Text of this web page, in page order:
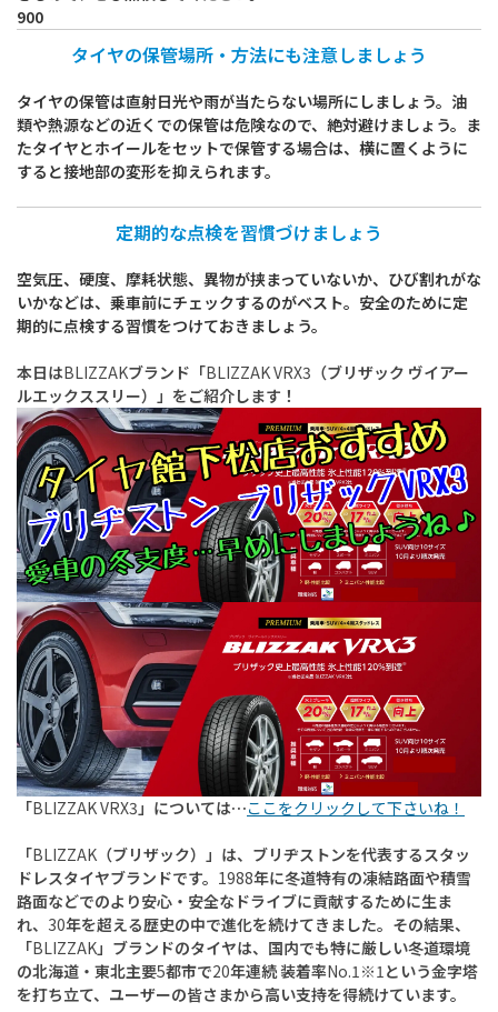
900
タイヤの保管場所・方法にも注意しましょう
タイヤの保管は直射日光や雨が当たらない場所にしましょう。油
類や熱源などの近くでの保管は危険なので、絶対避けましょう。ま
たタイヤとホイールをセットで保管する場合は、横に置くように
すると接地部の変形を抑えられます。
定期的な点検を習慣づけましょう
空気圧、硬度、摩耗状態、異物が挟まっていないか、ひび割れがな
いかなどは、乗車前にチェックするのがベスト。安全のために定
期的に点検する習慣をつけておきましょう。
本日はBLIZZAKブランド「BLIZZAKVRX3 （ブリザック ヴイアー
ルエックススリー）」をご紹介します！
「BLIZZAK VRX3」については…ここをクリックして下さいね！
「BLIZZAK （ブリザック）」は、ブリヂストンを代表するスタッ
ドレスタイヤブランドです。 1988年に冬道特有の凍結路面や積雪
路面などでのより安心・安全なドライブに貢献するために生ま
れ、 30年を超える歴史の中で進化を続けてきました。その結果、
「BLIZZAK」ブランドのタイヤは、国内でも特に厳しい冬道環境
の北海道・東北主要5都市で20年連続 装着率No.1※1という金字塔
を打ち立て、ユーザーの皆さまから高い支持を得続けています。